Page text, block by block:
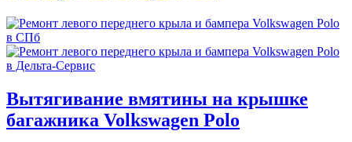
Вытягивание вмятины на крышке
багажника Volkswagen Polo